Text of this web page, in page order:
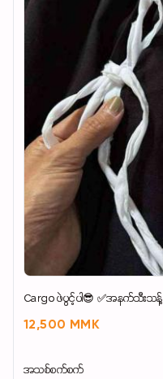
Cargo ဖဲပွင့်ပါ😎 ✅အနက်သီးသန့်
12,500 MMK
အသစ်စက်စက်